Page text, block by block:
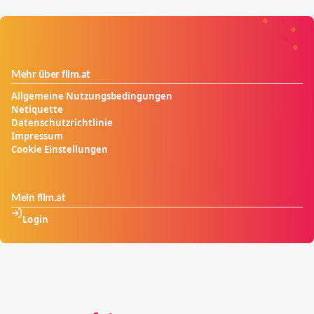
Mehr über film.at
Allgemeine Nutzungsbedingungen
Netiquette
Datenschutzrichtlinie
Impressum
Cookie Einstellungen
Mein film.at
Login